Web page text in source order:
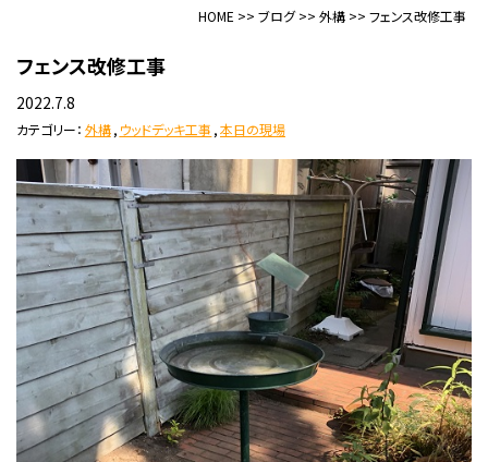
HOME >> ブログ>> 外構 >> フェンス改修工事
フェンス改修工事
2022.7.8
カテゴリー： 外構, ウッドデッキ工事 ,本日の現場